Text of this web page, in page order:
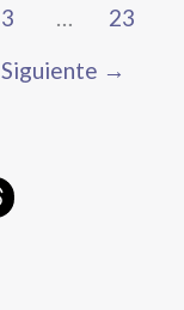
3
23
Siguiente →